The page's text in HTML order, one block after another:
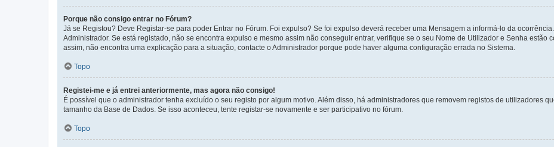
Porque não consigo entrar no Fórum?
Já se Registou? Deve Registar-se para poder Entrar no Fórum. Foi expulso? Se foi expulso deverá receber uma Mensagem a informá-lo da
Administrador. Se está registado, não se encontra expulso e mesmo assim não conseguir entrar, verifique se o seu Nome de Utilizador e Senha estão
assim, não encontra uma explicação para a situação, contacte o Administrador porque pode haver alguma configuração errada no Sistema.
Topo
Registei-me e já entrei anteriormente, mas agora não consigo!
É possível que o administrador tenha excluído o seu registo por algum motivo. Além disso, há administradores que removem registos de utilizadores
tamanho da Base de Dados. Se isso aconteceu, tente registar-se novamente e ser participativo no fórum.
Topo